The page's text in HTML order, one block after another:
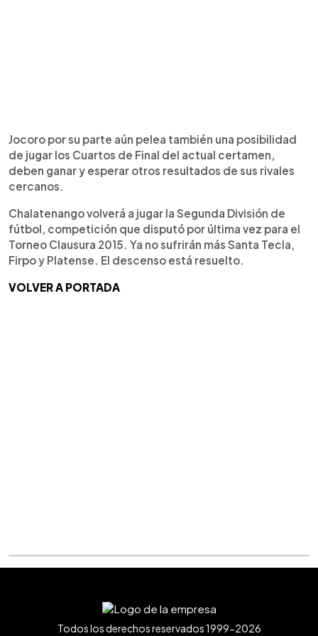
Jocoro por su parte aún pelea también una posibilidad
de jugar los Cuartos de Final del actual certamen,
deben ganar y esperar otros resultados de sus rivales
cercanos.
Chalatenango volverá a jugar la Segunda División de
fútbol, competición que disputó por última vez para el
Torneo Clausura 2015. Ya no sufrirán más Santa Tecla,
Firpo y Platense. El descenso está resuelto.
VOLVER A PORTADA
Todos los derechos reservados 1999-2026